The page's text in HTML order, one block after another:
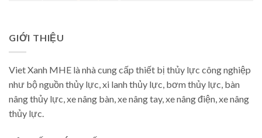
GIỚI THIỆU
Viet Xanh MHE là nhà cung cấp thiết bị thủy lực công nghiệp
như bộ nguồn thủy lực, xi lanh thủy lực, bơm thủy lực, bàn
nâng thủy lực, xe nâng bàn, xe nâng tay, xe nâng điện, xe nâng
thủy lực.